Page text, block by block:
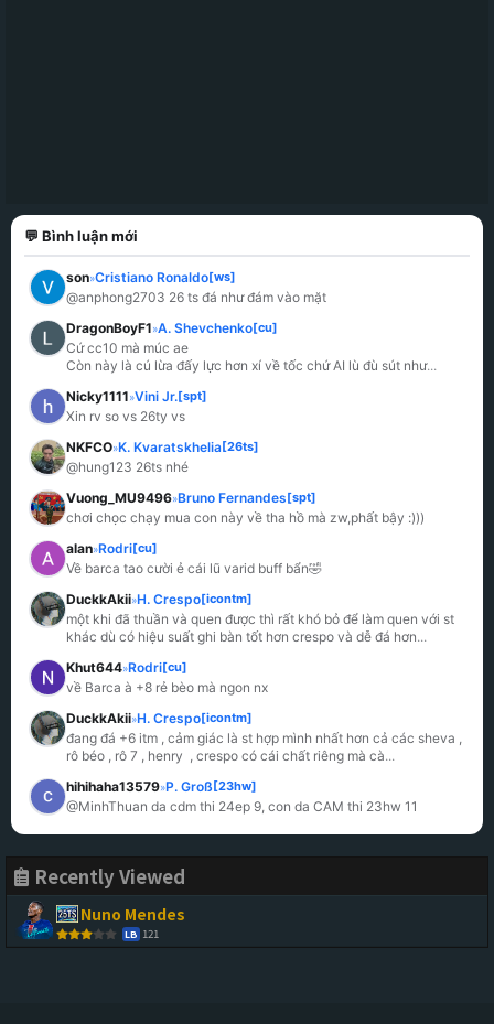
💬 Bình luận mới
son»Cristiano Ronaldo[ws]
@anphong2703 26 ts đá như đám vào mặt
DragonBoyF1»A. Shevchenko[cu]
Cứ cc10 mà múc ae
Còn này là cú lừa đấy lực hơn xí về tốc chứ AI lù đù sút như...
Nicky1111»Vini Jr.[spt]
Xin rv so vs 26ty vs
NKFCO»K. Kvaratskhelia[26ts]
@hung123 26ts nhé
Vuong_MU9496»Bruno Fernandes[spt]
chơi chọc chạy mua con này về tha hồ mà zw,phất bậy :)))
alan»Rodri[cu]
Về barca tao cười ẻ cái lũ varid buff bẩn🤣
DuckkAkii»H. Crespo[icontm]
một khi đã thuần và quen được thì rất khó bỏ để làm quen với st
khác dù có hiệu suất ghi bàn tốt hơn crespo và dễ đá hơn...
Khut644»Rodri[cu]
về Barca à +8 rẻ bèo mà ngon nx
DuckkAkii»H. Crespo[icontm]
đang đá +6 itm , cảm giác là st hợp mình nhất hơn cả các sheva ,
rô béo , rô 7 , henry  , crespo có cái chất riêng mà cà...
hihihaha13579»P. Groß[23hw]
@MinhThuan da cdm thi 24ep 9, con da CAM thi 23hw 11
Recently Viewed
Nuno Mendes
LB 121